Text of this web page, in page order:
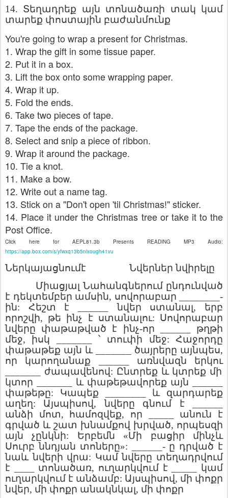
14. Տեղադրեք այն տոնածառի տակ կամ
տարեք փոստային բաժանմունք
You're going to wrap a present for Christmas.
1. Wrap the gift in some tissue paper.
2. Put it in a box.
3. Lift the box onto some wrapping paper.
4. Wrap it up.
5. Fold the ends.
6. Take two pieces of tape.
7. Tape the ends of the package.
8. Select and snip a piece of ribbon.
9. Wrap it around the package.
10. Tie a knot.
11. Make a bow.
12. Write out a name tag.
13. Stick on a "Don't open 'til Christmas!" sticker.
14. Place it under the Christmas tree or take it to the
Post Office.
Click here for AEPL81.3b Presents READING MP3 Audio:
https://app.box.com/s/yfwxq13b5nlxough41vu
Ներկայացնումէ Նվերներ նվիրելը
Միացյալ Նահանգներում ընդունված
է դեկտեմբեր ամսին, սովորաբար ________-
ին: Հեշտ է ______նվեր ստանալ, երբ
որոշվի, թե ինչ է ստանալու: Սովորաբար
նվերը
փաթաթված է ինչ-որ
թղթի
մեջ, իսկ ՝ տուփի մեջ:Հաջորդը
փաթաթեք այն և_______ ծայրերը այնպես,
որ
կարողանաք առնվազն
երկու
ժապավենով: Ընտրեք և կտրեք մի
կտոր
և փաթեթավորեք այն
փաթեթը: Կապեք և
զարդարեք
աղեղ: Այսպիսով,նվերը գնում է______
անձի
մոտ, համոզվեք, որ անուն
է
գրված և շատ խնամքով խրված, որպեսզի
այն
չընկնի: Երբեմն «Մի բացիր
մինչև
Սուրբ ննդյան տոները»: ______- ը դրված է
նաև նվերի վրա: Կամ նվերը տեղադրվում
է
տոնածառ, ուղարկվում է_____ կամ
ուղարկվում է անձամբ: Այսպիսով, մի փոքր
նվեր, մի փոքր անակնկալ, մի փոքր